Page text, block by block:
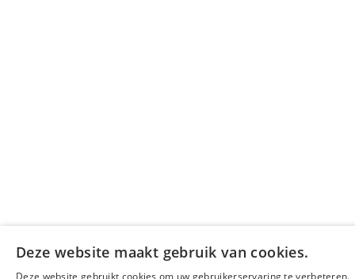
Deze website maakt gebruik van cookies.
Deze website gebruikt cookies om uw gebruikerservaring te verbeteren.